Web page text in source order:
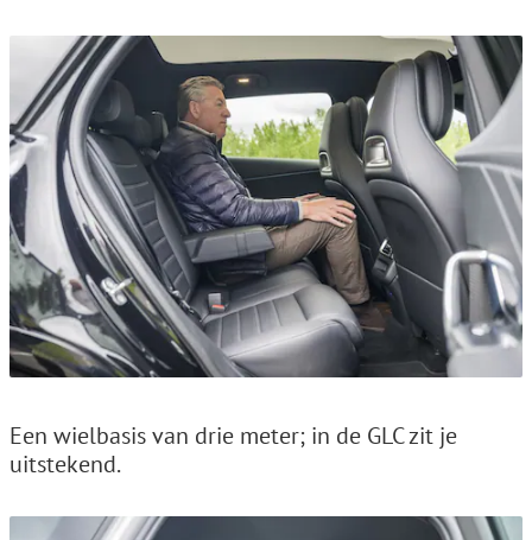
Een wielbasis van drie meter; in de GLC zit je
uitstekend.